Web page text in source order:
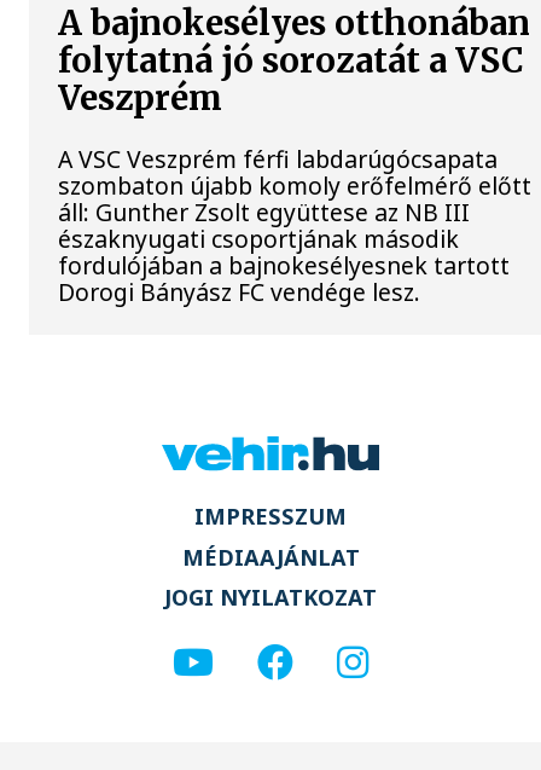
A bajnokesélyes otthonában
folytatná jó sorozatát a VSC
Veszprém
A VSC Veszprém férfi labdarúgócsapata
szombaton újabb komoly erőfelmérő előtt
áll: Gunther Zsolt együttese az NB III
északnyugati csoportjának második
fordulójában a bajnokesélyesnek tartott
Dorogi Bányász FC vendége lesz.
IMPRESSZUM
MÉDIAAJÁNLAT
JOGI NYILATKOZAT